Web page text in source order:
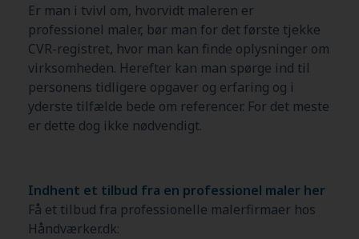
Er man i tvivl om, hvorvidt maleren er
professionel maler, bør man for det første tjekke
CVR-registret, hvor man kan finde oplysninger om
virksomheden. Herefter kan man spørge ind til
personens tidligere opgaver og erfaring og i
yderste tilfælde bede om referencer. For det meste
er dette dog ikke nødvendigt.
Indhent et tilbud fra en professionel maler her
Få et tilbud fra professionelle malerfirmaer hos
Håndværker.dk: